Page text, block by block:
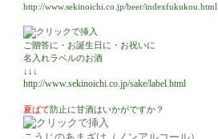
http://www.sekinoichi.co.jp/beer/indexfukukou.html
ご贈答に・お誕生日に・お祝いに
名入れラベルのお酒
↓↓↓
http://www.sekinoichi.co.jp/sake/label.html
夏ばて 防止に甘酒はいかがですか？